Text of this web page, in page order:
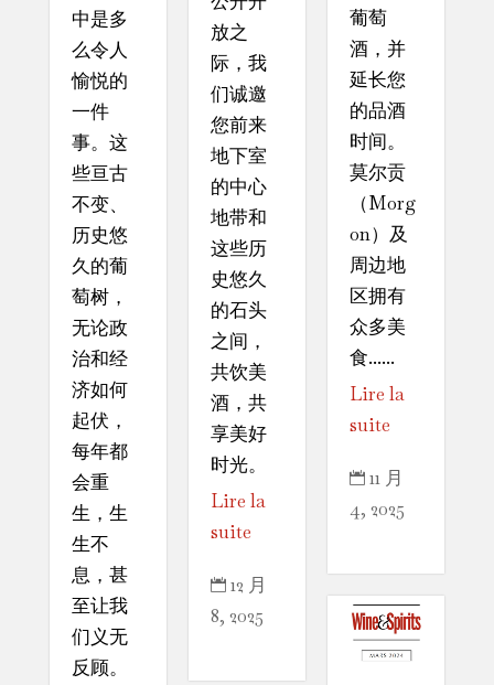
放之
际，我
们诚邀
您前来
地下室
的中心
地带和
这些历
史悠久
的石头
之间，
共饮美
酒，共
享美好
时光。
Lire la
suite
 12 月
8, 2025
中是多
么令人
愉悦的
一件
事。这
些亘古
不变、
历史悠
久的葡
萄树，
无论政
治和经
济如何
起伏，
每年都
会重
生，生
生不
息，甚
至让我
们义无
反顾。
葡萄
酒，并
延长您
的品酒
时间。
莫尔贡
（Morg
on）及
周边地
区拥有
众多美
食......
Lire la
suite
 11 月
4, 2025